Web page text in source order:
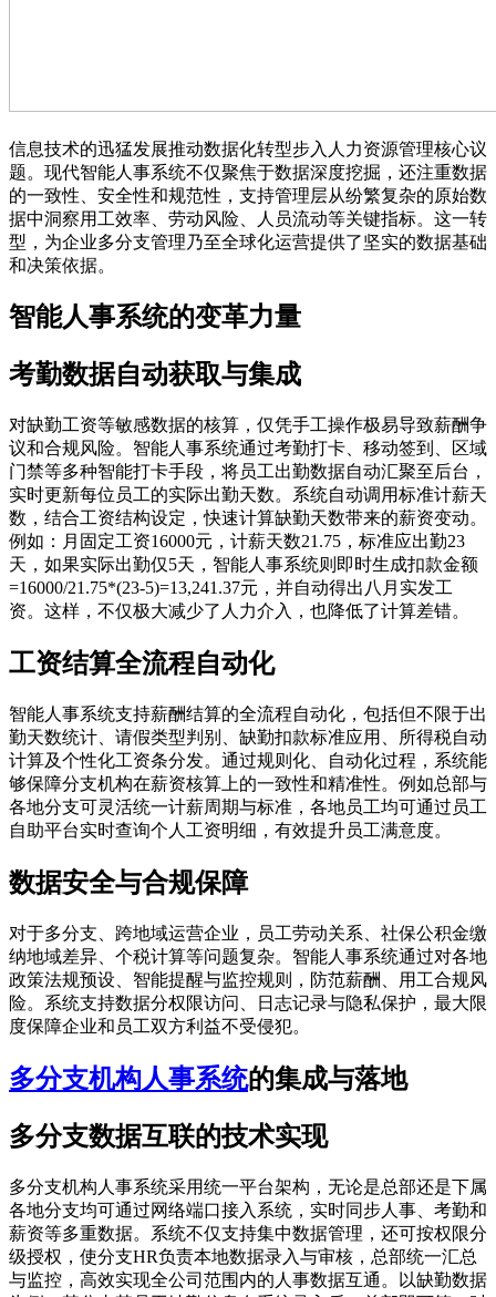
信息技术的迅猛发展推动数据化转型步入人力资源管理核心议
题。现代智能人事系统不仅聚焦于数据深度挖掘，还注重数据
的一致性、安全性和规范性，支持管理层从纷繁复杂的原始数
据中洞察用工效率、劳动风险、人员流动等关键指标。这一转
型，为企业多分支管理乃至全球化运营提供了坚实的数据基础
和决策依据。
智能人事系统的变革力量
考勤数据自动获取与集成
对缺勤工资等敏感数据的核算，仅凭手工操作极易导致薪酬争
议和合规风险。智能人事系统通过考勤打卡、移动签到、区域
门禁等多种智能打卡手段，将员工出勤数据自动汇聚至后台，
实时更新每位员工的实际出勤天数。系统自动调用标准计薪天
数，结合工资结构设定，快速计算缺勤天数带来的薪资变动。
例如：月固定工资16000元，计薪天数21.75，标准应出勤23
天，如果实际出勤仅5天，智能人事系统则即时生成扣款金额
=16000/21.75*(23-5)=13,241.37元，并自动得出八月实发工
资。这样，不仅极大减少了人力介入，也降低了计算差错。
工资结算全流程自动化
智能人事系统支持薪酬结算的全流程自动化，包括但不限于出
勤天数统计、请假类型判别、缺勤扣款标准应用、所得税自动
计算及个性化工资条分发。通过规则化、自动化过程，系统能
够保障分支机构在薪资核算上的一致性和精准性。例如总部与
各地分支可灵活统一计薪周期与标准，各地员工均可通过员工
自助平台实时查询个人工资明细，有效提升员工满意度。
数据安全与合规保障
对于多分支、跨地域运营企业，员工劳动关系、社保公积金缴
纳地域差异、个税计算等问题复杂。智能人事系统通过对各地
政策法规预设、智能提醒与监控规则，防范薪酬、用工合规风
险。系统支持数据分权限访问、日志记录与隐私保护，最大限
度保障企业和员工双方利益不受侵犯。
多分支机构人事系统的集成与落地
多分支数据互联的技术实现
多分支机构人事系统采用统一平台架构，无论是总部还是下属
各地分支均可通过网络端口接入系统，实时同步人事、考勤和
薪资等多重数据。系统不仅支持集中数据管理，还可按权限分
级授权，使分支HR负责本地数据录入与审核，总部统一汇总
与监控，高效实现全公司范围内的人事数据互通。以缺勤数据